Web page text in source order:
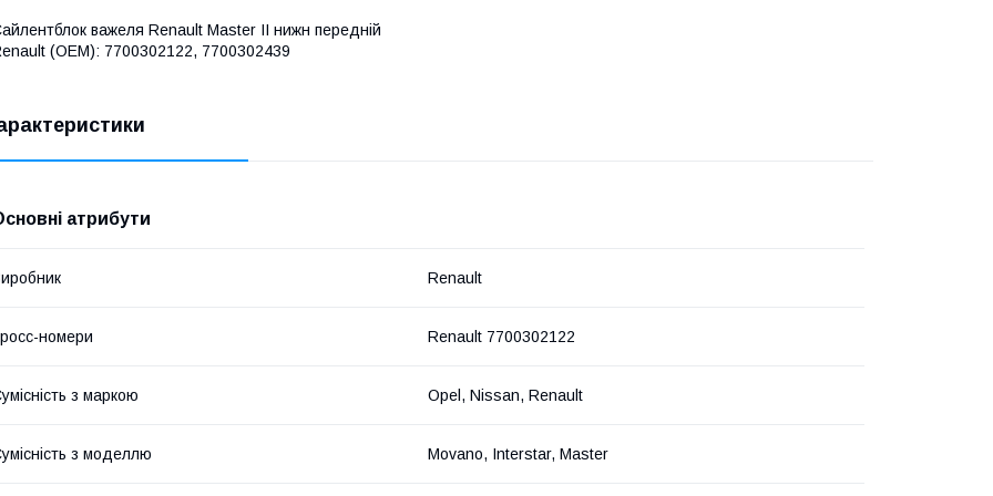
важеля Renault Master II нижн передній
(OEM): 7700302122, 7700302439
атрибути
Renault
номери Renault 7700302122
з маркою Opel, Nissan, Renault
з моделлю Movano, Interstar, Master